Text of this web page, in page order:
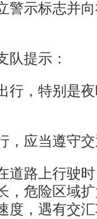
警示标志并
提示：
，特别是夜
应当遵守交
路上行驶时
，危险区域
度，遇有交